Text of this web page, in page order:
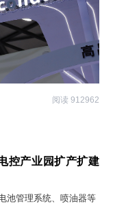
阅读 912962
控产业园扩产扩建
池管理系统、喷油器等